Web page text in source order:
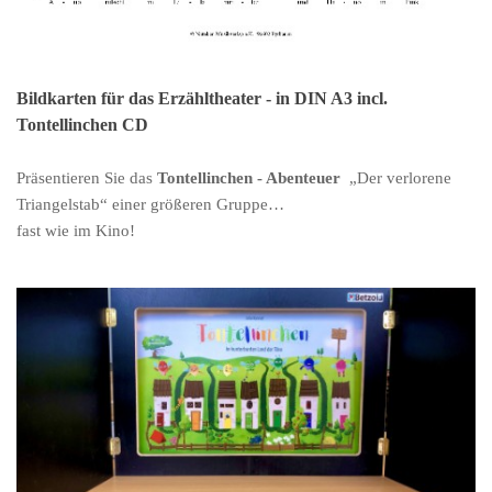
Bildkarten für das Erzähltheater - in DIN A3 incl.
Tontellinchen CD
Präsentieren Sie das Tontellinchen - Abenteuer „Der verlorene
Triangelstab“ einer größeren Gruppe…
fast wie im Kino!